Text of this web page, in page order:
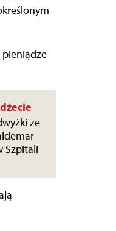
pieniądze
ze
Szpitali